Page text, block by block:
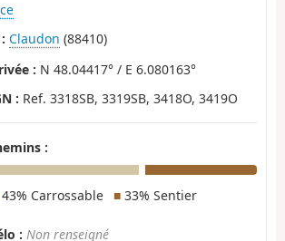
Claudon (88410)
: N 48.04417° / E 6.080163°
: Ref. 3318SB, 3319SB, 3418O, 3419O
:
43% Carrossable ■33% Sentier
: Non renseigné